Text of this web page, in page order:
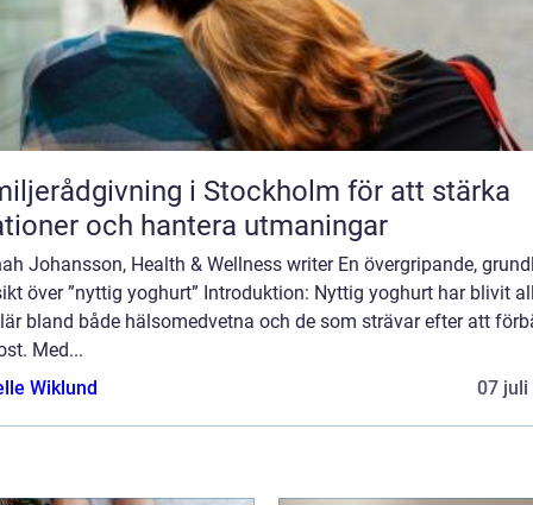
i Stockholm för att stärka
och hantera utmaningar
Johansson, Health & Wellness writer En övergripande,
över ”nyttig yoghurt” Introduktion: Nyttig yoghurt har blivit
bland både hälsomedvetna och de som strävar efter att
Med...
Wiklund
07 juli